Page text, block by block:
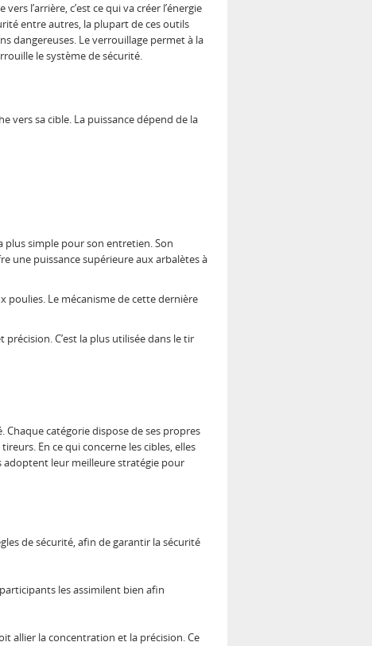
l’arrière, c’est ce qui va créer l’énergie
entre autres, la plupart de ces outils
dangereuses. Le verrouillage permet à la
le système de sécurité.
vers sa cible. La puissance dépend de la
plus simple pour son entretien. Son
une puissance supérieure aux arbalètes à
poulies. Le mécanisme de cette dernière
C’est la plus utilisée dans le tir
Chaque catégorie dispose de ses propres
En ce qui concerne les cibles, elles
adoptent leur meilleure stratégie pour
de sécurité, afin de garantir la sécurité
les assimilent bien afin
allier la concentration et la précision. Ce